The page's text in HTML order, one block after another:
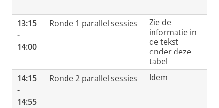
13:15
-
14:00
Ronde 1 parallel sessies
Zie de
informatie in
de tekst
onder deze
tabel
14:15
-
14:55
Ronde 2 parallel sessies Idem